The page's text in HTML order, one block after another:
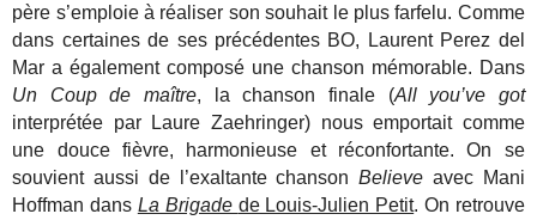
père s’emploie à réaliser son souhait le plus farfelu. Comme
dans certaines de ses précédentes BO, Laurent Perez del
Mar a également composé une chanson mémorable. Dans
Un Coup de maître, lachanson finale (All you’ve got
interprétée par Laure Zaehringer) nous emportait comme
une douce fièvre, harmonieuse et réconfortante. On se
souvient aussi de l’exaltante chansonBelieve avec Mani
Hoffman dans La Brigade de Louis-Julien Petit. On retrouve